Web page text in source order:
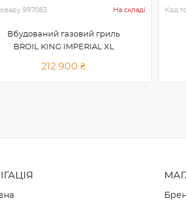
997083 На складі
Вбудований газовий гриль
BROIL KING IMPERIAL XL
212 900 ₴
Код